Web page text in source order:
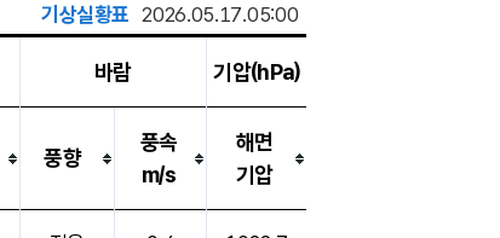
기상실황표 2026.05.17.05:00
바람 기압(hPa)
풍향
풍속
m/s
해면
기압